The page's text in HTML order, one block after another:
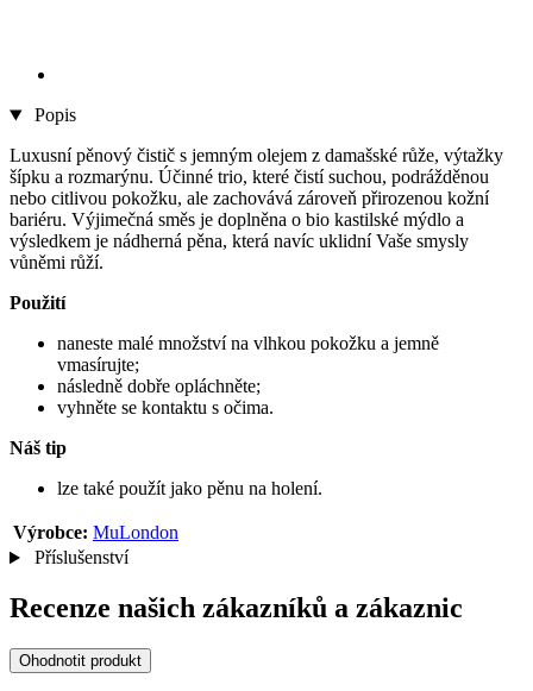
Popis
Luxusní pěnový čistič s jemným olejem z damašské růže, výtažky
šípku a rozmarýnu. Účinné trio, které čistí suchou, podrážděnou
nebo citlivou pokožku, ale zachovává zároveň přirozenou kožní
bariéru. Výjimečná směs je doplněna o bio kastilské mýdlo a
výsledkem je nádherná pěna, která navíc uklidní Vaše smysly
vůněmi růží.
Použití
naneste malé množství na vlhkou pokožku a jemně
vmasírujte;
následně dobře opláchněte;
vyhněte se kontaktu s očima.
Náš tip
lze také použít jako pěnu na holení.
Výrobce: MuLondon
Příslušenství
Recenze našich zákazníků a zákaznic
Ohodnotit produkt